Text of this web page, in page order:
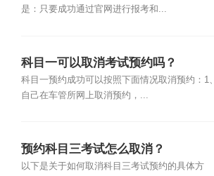
是：只要成功通过官网进行报考和...
科目一可以取消考试预约吗？
科目一预约成功可以按照下面情况取消预约：1、
自己在车管所网上取消预约，...
预约科目三考试怎么取消？
以下是关于如何取消科目三考试预约的具体方